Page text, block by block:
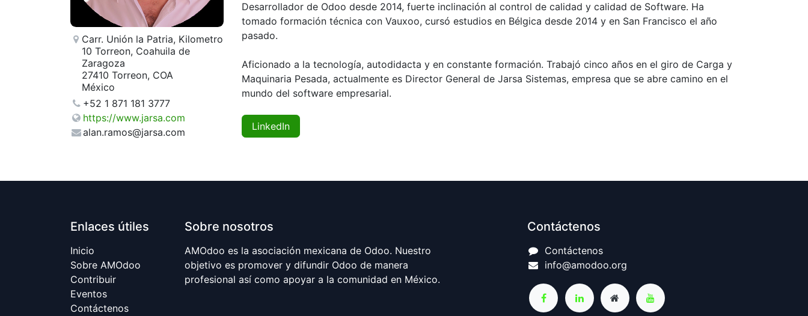
Carr. Unión la Patria, Kilometro
10 Torreon, Coahuila de
Zaragoza
27410 Torreon, COA
México
+52 1 871 181 3777
https://www.jarsa.com
alan.ramos@jarsa.com
Desarrollador de Odoo desde 2014, fuerte inclinación al control de calidad y calidad de Software. Ha
tomado formación técnica con Vauxoo, cursó estudios en Bélgica desde 2014 y en San Francisco el año
pasado.
Aficionado a la tecnología, autodidacta y en constante formación. Trabajó cinco años en el giro de Carga y
Maquinaria Pesada, actualmente es Director General de Jarsa Sistemas, empresa que se abre camino en el
mundo del software empresarial.
LinkedIn
Enlaces útiles
Inicio​
Sobre AMOdoo
Contribuir
Eventos
Contáctenos
Sobre nosotros
AMOdoo es la asociación mexicana de Odoo. Nuestro
objetivo es promover y difundir Odoo de manera
profesional así como apoyar a la comunidad en México.
Contáctenos
Contáctenos
info@amodoo.org